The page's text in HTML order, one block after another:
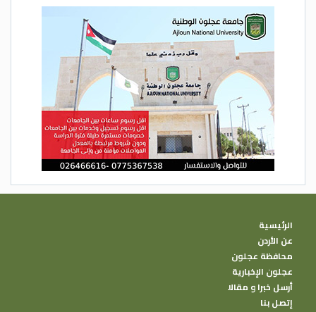
الرئيسية
عن الأردن
محافظة عجلون
عجلون الإخبارية
أرسل خبرا و مقالا
إتصل بنا